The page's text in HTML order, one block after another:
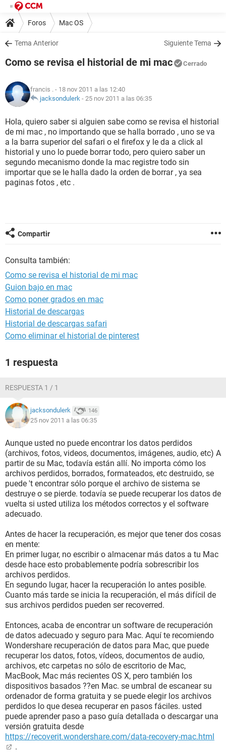
Foros Mac OS
Tema Anterior Siguiente Tema
Como se revisa el historial de mi mac Cerrado
francis . - 18 nov 2011 a las 12:40
jacksondulerk - 25 nov 2011 a las 06:35
Hola, quiero saber si alguien sabe como se revisa el historial
de mi mac , no importando que se halla borrado , uno se va
a la barra superior del safari o el firefox y le da a click al
historial y uno lo puede borrar todo, pero quiero saber un
segundo mecanismo donde la mac registre todo sin
importar que se le halla dado la orden de borrar , ya sea
paginas fotos , etc .
Compartir
Consulta también:
Como se revisa el historial de mi mac
Guion bajo en mac
Como poner grados en mac
Historial de descargas
Historial de descargas safari
Como eliminar el historial de pinterest
1 respuesta
RESPUESTA 1 / 1
jacksondulerk 146
25 nov 2011 a las 06:35
Aunque usted no puede encontrar los datos perdidos
(archivos, fotos, videos, documentos, imágenes, audio, etc) A
partir de su Mac, todavía están allí. No importa cómo los
archivos perdidos, borrados, formateados, etc destruido, se
puede 't encontrar sólo porque el archivo de sistema se
destruye o se pierde. todavía se puede recuperar los datos de
vuelta si usted utiliza los métodos correctos y el software
adecuado.
Antes de hacer la recuperación, es mejor que tener dos cosas
en mente:
En primer lugar, no escribir o almacenar más datos a tu Mac
desde hace esto probablemente podría sobrescribir los
archivos perdidos.
En segundo lugar, hacer la recuperación lo antes posible.
Cuanto más tarde se inicia la recuperación, el más difícil de
sus archivos perdidos pueden ser recoverred.
Entonces, acaba de encontrar un software de recuperación
de datos adecuado y seguro para Mac. Aquí te recomiendo
Wondershare recuperación de datos para Mac, que puede
recuperar los datos, fotos, vídeos, documentos de audio,
archivos, etc carpetas no sólo de escritorio de Mac,
MacBook, Mac más recientes OS X, pero también los
dispositivos basados ??en Mac. se umbral de escanear su
ordenador de forma gratuita y se puede elegir los archivos
perdidos lo que desea recuperar en pasos fáciles. usted
puede aprender paso a paso guía detallada o descargar una
versión gratuita desde
https://recoverit.wondershare.com/data-recovery-mac.html
.